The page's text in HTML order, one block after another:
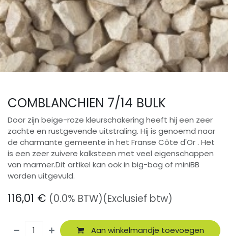
COMBLANCHIEN 7/14 BULK
Door zijn beige-roze kleurschakering heeft hij een zeer
zachte en rustgevende uitstraling. Hij is genoemd naar
de charmante gemeente in het Franse Côte d'Or . Het
is een zeer zuivere kalksteen met veel eigenschappen
van marmer.Dit artikel kan ook in big-bag of miniBB
worden uitgevuld.
116,01 € (0.0% BTW)(Exclusief btw)
Aan winkelmandje toevoegen